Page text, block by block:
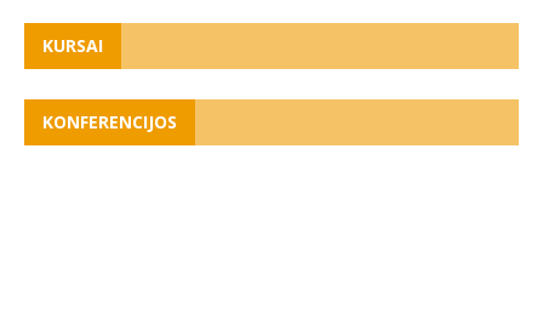
KURSAI
KONFERENCIJOS